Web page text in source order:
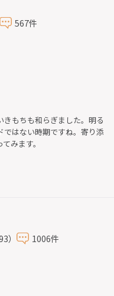
567件
もちも和らぎました。明る
ではない時期ですね。寄り添
みます。
） 1006件